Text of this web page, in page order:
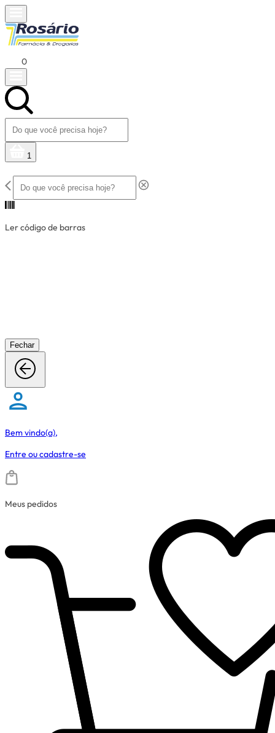
0
1
Ler código de barras
Fechar
Bem vindo(a),
Entre oucadastre-se
Meus pedidos